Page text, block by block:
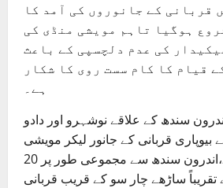
قربانی کے جانوروں کی آمد کا
ہوگیا تاہم مویشی منڈی کی
کی عدم دلچسپی کے باعث
قیام کا کام سست روی کا شکار
ہے۔
سندھ کے علاقے نوشہرو اور دادو
بیوپاری قربانی کے جانور لیکر مویشی
منڈی پہنچ گئے،اندرون سندھ سے مجموعی طور پر 20
تقریباً ساڑھے چار سو کے قریب قربانی